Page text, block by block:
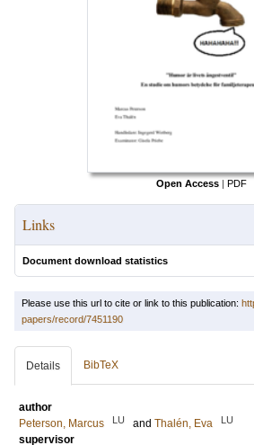
Open Access | PDF
Links
Document download statistics
Please use this url to cite or link to this publication:
papers/record/7451190
Details BibTeX
author
Peterson, Marcus
LU and Thalén, Eva LU
supervisor